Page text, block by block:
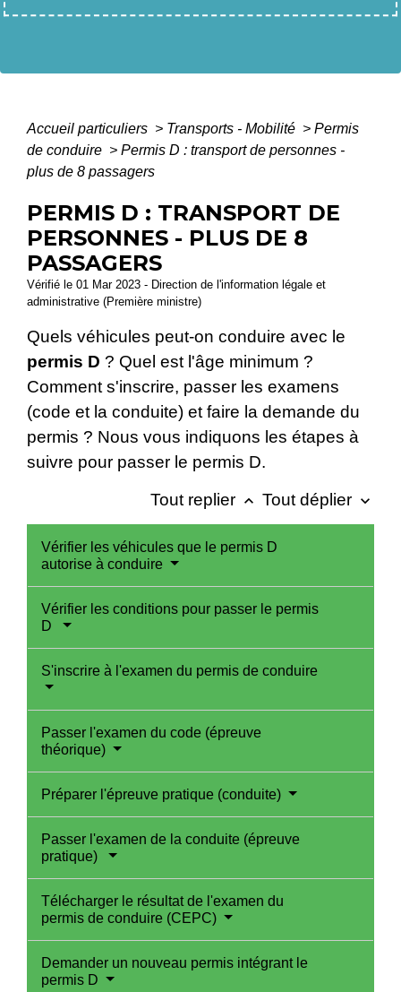
Accueil particuliers > Transports - Mobilité > Permis
de conduire > Permis D : transport de personnes -
plus de 8 passagers
PERMIS D : TRANSPORT DE
PERSONNES - PLUS DE 8
PASSAGERS
Vérifié le 01 Mar 2023 - Direction de l'information légale et
administrative (Première ministre)
Quels véhicules peut-on conduire avec le
permis D ? Quel est l'âge minimum ?
Comment s'inscrire, passer les examens
(code et la conduite) et faire la demande du
permis ? Nous vous indiquons les étapes à
suivre pour passer le permis D.
Tout replier keyboard_arrow_up Tout déplier keyboard_arrow_down
Vérifier les véhicules que le permis D
autorise à conduire
Vérifier les conditions pour passer le permis
D
S'inscrire à l'examen du permis de conduire
Passer l'examen du code (épreuve
théorique)
Préparer l'épreuve pratique (conduite)
Passer l'examen de la conduite (épreuve
pratique)
Télécharger le résultat de l'examen du
permis de conduire (CEPC)
Demander un nouveau permis intégrant le
permis D